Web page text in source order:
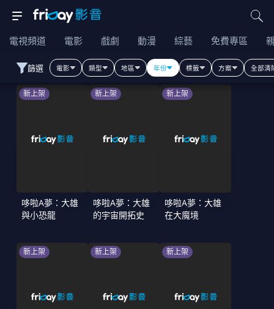
電視頻道 電影 戲劇 動漫 綜藝 免費專區
篩選 電影 類型 地區 年份 標籤 方案 全部清
新上架
哆啦A夢：大雄
與小恐龍
新上架
哆啦A夢：大雄
的宇宙開拓史
新上架
哆啦A夢：大雄
在大魔境
新上架 新上架 新上架